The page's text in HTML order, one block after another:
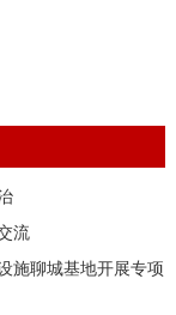
流
施聊城基地开展专项